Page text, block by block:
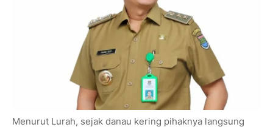
Menurut Lurah, sejak danau kering pihaknya langsung